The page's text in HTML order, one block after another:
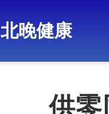
北晚健康
供